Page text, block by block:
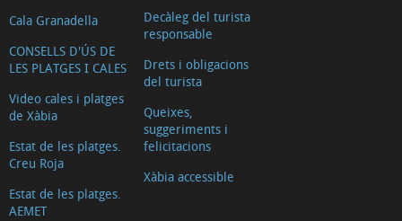
Cala Granadella
CONSELLS D'ÚS DE
LES PLATGES I CALES
Video cales i platges
de Xàbia
Estat de les platges.
Creu Roja
Estat de les platges.
AEMET
Decàleg del turista
responsable
Drets i obligacions
del turista
Queixes,
suggeriments i
felicitacions
Xàbia accessible